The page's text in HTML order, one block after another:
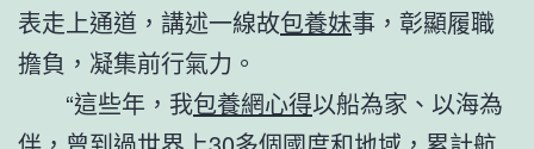
表走上通道，講述一線故包養妹事，彰顯履職
擔負，凝集前行氣力。
“這些年，我包養網心得以船為家、以海為